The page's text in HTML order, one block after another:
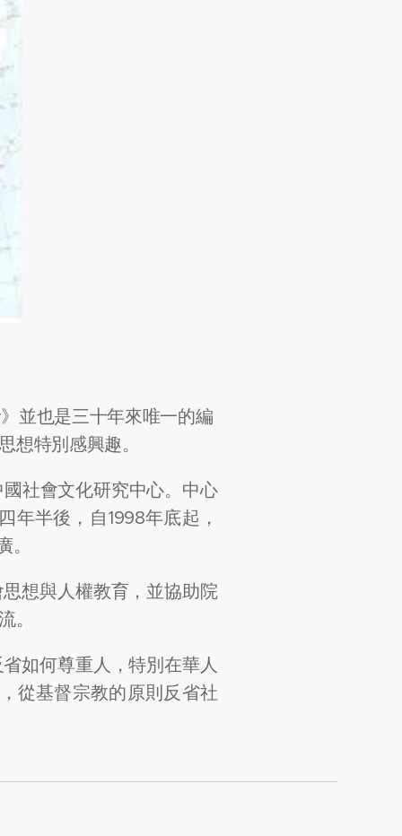
並也是三十年來唯一的編
想特別感興趣。
社會文化研究中心。中心
年半後，自1998年底起，
想與人權教育，並協助院
。
如何尊重人，特別在華人
從基督宗教的原則反省社